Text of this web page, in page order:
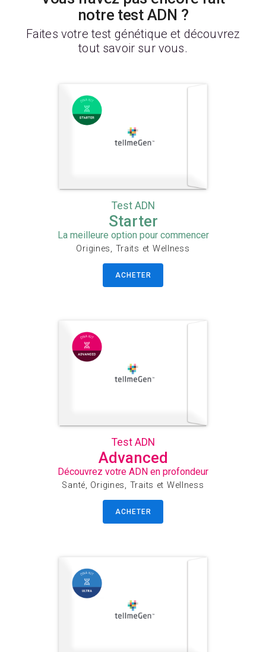
notre test ADN ?
Faites votre test génétique et découvrez
tout savoir sur vous.
Test ADN
Starter
La meilleure option pour commencer
Origines, Traits et Wellness
ACHETER
Test ADN
Advanced
Découvrez votre ADN en profondeur
Santé, Origines, Traits et Wellness
ACHETER